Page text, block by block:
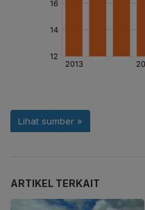
ARTIKEL TERKAIT